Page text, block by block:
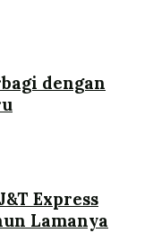
dengan
Express
Lamanya